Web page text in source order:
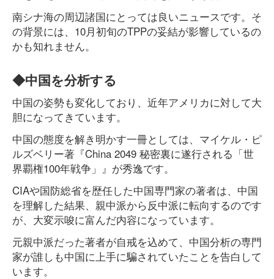
南シナ海の周辺諸国にとっては良いニュースです。そ
の背景には、10月初旬のTPPの妥結が影響しているの
かも知れません。
◆中国を分析する
中国の姿勢も変化しており、近年アメリカに対して大
胆になってきています。
中国の態度を解き明かす一冊としては、マイケル・ピ
ルズベリー著『China 2049 秘密裏に遂行される「世
界覇権100年戦争」』が秀逸です。
CIAや国防総省を歴任した中国専門家の著者は、中国
を理解した結果、親中派から反中派に転向するのです
が、大変示唆に富んだ内容になっています。
元親中派だった著者が自戒を込めて、中国分析の専門
家が誰しも中国に上手に騙されていたことを告白して
います。